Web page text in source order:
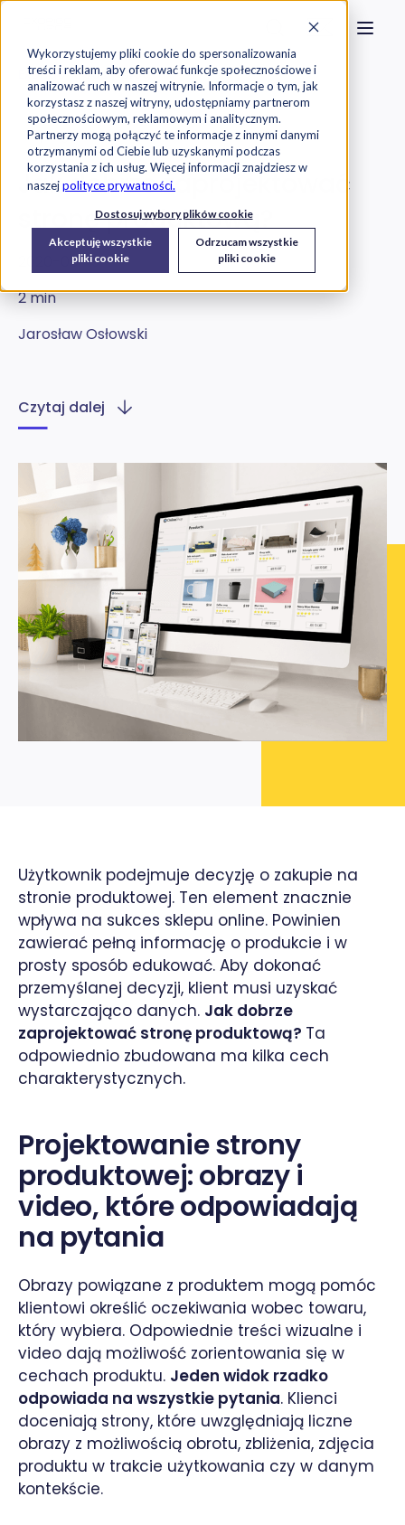
Wykorzystujemy pliki cookie do spersonalizowania
treści i reklam, aby oferować funkcje społecznościowe i
analizować ruch w naszej witrynie. Informacje o tym, jak
korzystasz z naszej witryny, udostępniamy partnerom
społecznościowym, reklamowym i analitycznym.
Partnerzy mogą połączyć te informacje z innymi danymi
otrzymanymi od Ciebie lub uzyskanymi podczas
korzystania z ich usług. Więcej informacji znajdziesz w
naszejpolityce prywatności.
Dostosuj wybory plików cookie
Akceptuję wszystkie
pliki cookie
Odrzucam wszystkie
pliki cookie
Szukaj na stronie
Skontaktuj
Exorigo-Upos Blog
Oprogramowanie
Jak dobrze zaprojektować
stronę produktową?
2020-08-19
2 min
Jarosław Osłowski
Czytaj dalej
Użytkownik podejmuje decyzję o zakupie na
stronie produktowej. Ten element znacznie
wpływa na sukces sklepu online. Powinien
zawierać pełną informację o produkcie i w
prosty sposób edukować. Aby dokonać
przemyślanej decyzji, klient musi uzyskać
wystarczająco danych. Jak dobrze
zaprojektować stronę produktową? Ta
odpowiednio zbudowana ma kilka cech
charakterystycznych.
Projektowanie strony
produktowej: obrazy i
video, które odpowiadają
na pytania
Obrazy powiązane z produktem mogą pomóc
klientowi określić oczekiwania wobec towaru,
który wybiera. Odpowiednie treści wizualne i
video dają możliwość zorientowania się w
cechach produktu. Jeden widok rzadko
odpowiada na wszystkie pytania. Klienci
doceniają strony, które uwzględniają liczne
obrazy z możliwością obrotu, zbliżenia, zdjęcia
produktu w trakcie użytkowania czy w danym
kontekście.